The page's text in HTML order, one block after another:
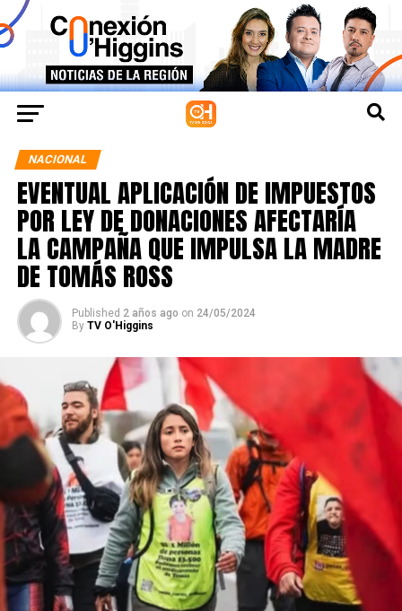
NACIONAL
EVENTUAL APLICACIÓN DE IMPUESTOS
POR LEY DE DONACIONES AFECTARÍA
LA CAMPAÑA QUE IMPULSA LA MADRE
DE TOMÁS ROSS
Published 2 años ago on 24/05/2024
By TV O'Higgins